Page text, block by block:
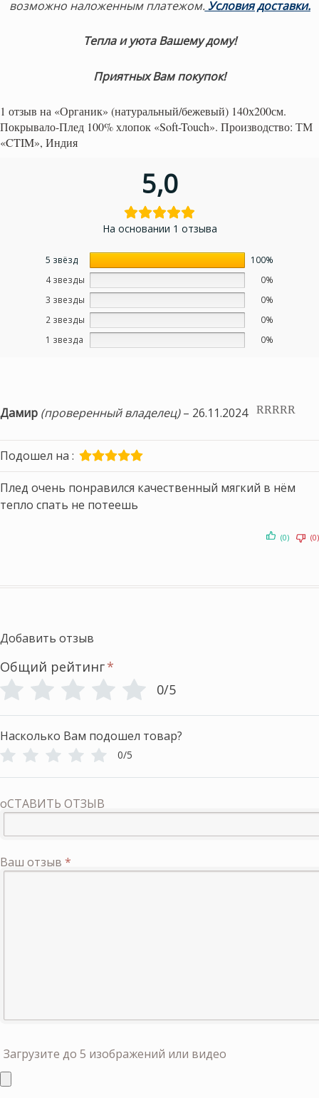
возможно наложенным платежом. Условия доставки.
Тепла и уюта Вашему дому!
Приятных Вам покупок!
1 отзыв на «Органик» (натуральный/бежевый) 140х200см.
Покрывало-Плед 100% хлопок «Soft-Touch». Производство: ТМ
«CTIM», Индия
5,0
На основании 1 отзыва
5 звёзд
100%
4 звезды
0%
3 звезды
0%
2 звезды
0%
1 звезда
0%
5
Дамир (проверенный владелец) – 26.11.2024
Подошел на :
Плед очень понравился качественный мягкий в нём
тепло спать не потеешь
(0) (0)
Добавить отзыв
Общий рейтинг*
0/5
Насколько Вам подошел товар?
0/5
оСТАВИТЬ ОТЗЫВ
Ваш отзыв *
Загрузите до 5 изображений или видео